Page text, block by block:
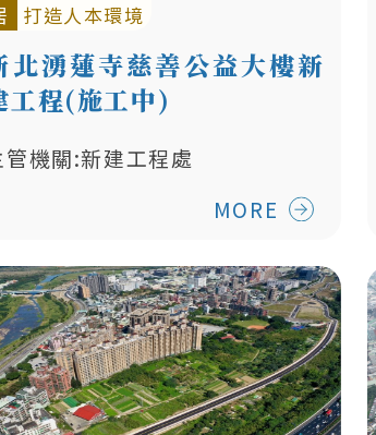
打造人本環境
北湧蓮寺慈善公益大樓新
工程(施工中)
管機關:新建工程處
MORE